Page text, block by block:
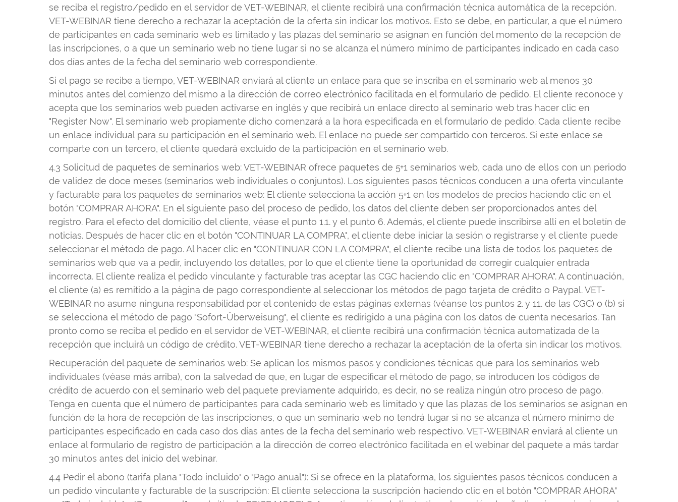
se reciba el registro/pedido en el servidor de VET-WEBINAR, el cliente recibirá una confirmación técnica automática de la recepción.
VET-WEBINAR tiene derecho a rechazar la aceptación de la oferta sin indicar los motivos. Esto se debe, en particular, a que el número
de participantes en cada seminario web es limitado y las plazas del seminario se asignan en función del momento de la recepción de
las inscripciones, o a que un seminario web no tiene lugar si no se alcanza el número mínimo de participantes indicado en cada caso
dos días antes de la fecha del seminario web correspondiente.
Si el pago se recibe a tiempo, VET-WEBINAR enviará al cliente un enlace para que se inscriba en el seminario web al menos 30
minutos antes del comienzo del mismo a la dirección de correo electrónico facilitada en el formulario de pedido. El cliente reconoce y
acepta que los seminarios web pueden activarse en inglés y que recibirá un enlace directo al seminario web tras hacer clic en
"Register Now". El seminario web propiamente dicho comenzará a la hora especificada en el formulario de pedido. Cada cliente recibe
un enlace individual para su participación en el seminario web. El enlace no puede ser compartido con terceros. Si este enlace se
comparte con un tercero, el cliente quedará excluido de la participación en el seminario web.
4.3 Solicitud de paquetes de seminarios web: VET-WEBINAR ofrece paquetes de 5+1 seminarios web, cada uno de ellos con un periodo
de validez de doce meses (seminarios web individuales o conjuntos). Los siguientes pasos técnicos conducen a una oferta vinculante
y facturable para los paquetes de seminarios web: El cliente selecciona la acción 5+1 en los modelos de precios haciendo clic en el
botón "COMPRAR AHORA". En el siguiente paso del proceso de pedido, los datos del cliente deben ser proporcionados antes del
registro. Para el efecto del domicilio del cliente, véase el punto 1.1. y el punto 6. Además, el cliente puede inscribirse allí en el boletín de
noticias. Después de hacer clic en el botón "CONTINUAR LA COMPRA", el cliente debe iniciar la sesión o registrarse y el cliente puede
seleccionar el método de pago. Al hacer clic en "CONTINUAR CON LA COMPRA", el cliente recibe una lista de todos los paquetes de
seminarios web que va a pedir, incluyendo los detalles, por lo que el cliente tiene la oportunidad de corregir cualquier entrada
incorrecta. El cliente realiza el pedido vinculante y facturable tras aceptar las CGC haciendo clic en "COMPRAR AHORA". A continuación,
el cliente (a) es remitido a la página de pago correspondiente al seleccionar los métodos de pago tarjeta de crédito o Paypal. VET-
WEBINAR no asume ninguna responsabilidad por el contenido de estas páginas externas (véanse los puntos 2. y 11. de las CGC) o (b) si
se selecciona el método de pago "Sofort-Überweisung", el cliente es redirigido a una página con los datos de cuenta necesarios. Tan
pronto como se reciba el pedido en el servidor de VET-WEBINAR, el cliente recibirá una confirmación técnica automatizada de la
recepción que incluirá un código de crédito. VET-WEBINAR tiene derecho a rechazar la aceptación de la oferta sin indicar los motivos.
Recuperación del paquete de seminarios web: Se aplican los mismos pasos y condiciones técnicas que para los seminarios web
individuales (véase más arriba), con la salvedad de que, en lugar de especificar el método de pago, se introducen los códigos de
crédito de acuerdo con el seminario web del paquete previamente adquirido, es decir, no se realiza ningún otro proceso de pago.
Tenga en cuenta que el número de participantes para cada seminario web es limitado y que las plazas de los seminarios se asignan en
función de la hora de recepción de las inscripciones, o que un seminario web no tendrá lugar si no se alcanza el número mínimo de
participantes especificado en cada caso dos días antes de la fecha del seminario web respectivo. VET-WEBINAR enviará al cliente un
enlace al formulario de registro de participación a la dirección de correo electrónico facilitada en el webinar del paquete a más tardar
30 minutos antes del inicio del webinar.
4.4 Pedir el abono (tarifa plana "Todo incluido" o "Pago anual"): Si se ofrece en la plataforma, los siguientes pasos técnicos conducen a
un pedido vinculante y facturable de la suscripción: El cliente selecciona la suscripción haciendo clic en el botón "COMPRAR AHORA"